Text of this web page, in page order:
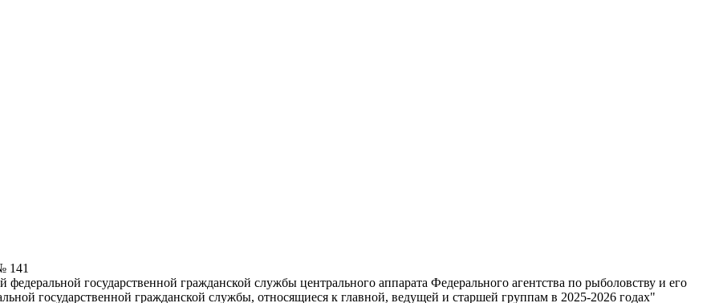
141
государственной гражданской службы центрального аппарата Федерального агентства по рыболовству и его
государственной гражданской службы, относящиеся к главной, ведущей и старшей группам в 2025-2026 годах"